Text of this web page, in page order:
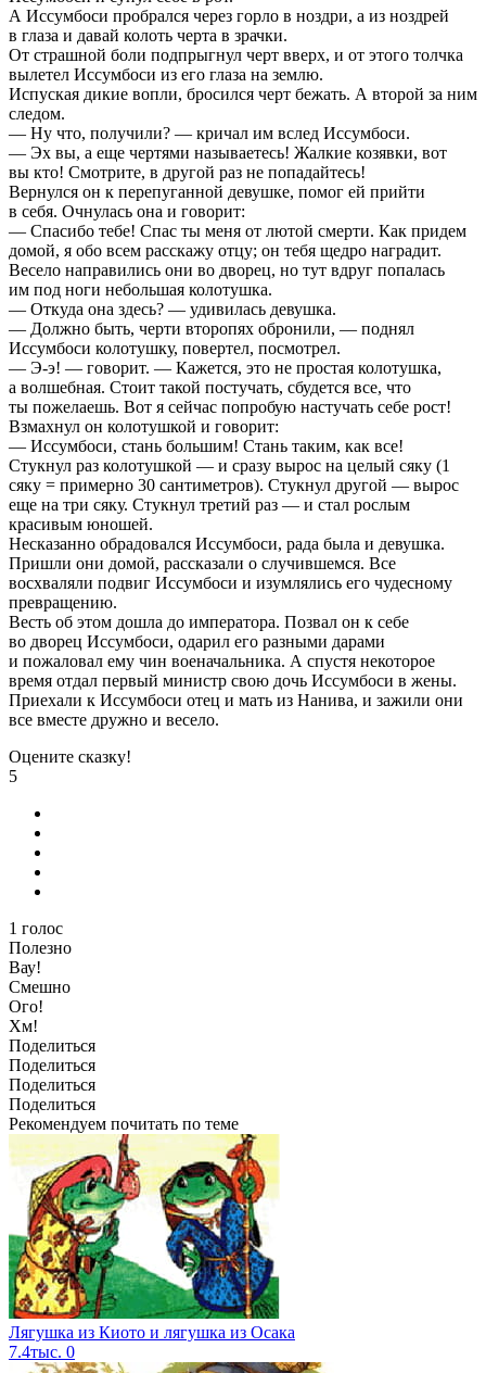
А Иссумбоси пробрался через горло в ноздри, а из ноздрей
в глаза и давай колоть черта в зрачки.
От страшной боли подпрыгнул черт вверх, и от этого толчка
вылетел Иссумбоси из его глаза на землю.
Испуская дикие вопли, бросился черт бежать. А второй за ним
следом.
— Ну что, получили? — кричал им вслед Иссумбоси.
— Эх вы, а еще чертями называетесь! Жалкие козявки, вот
вы кто! Смотрите, в другой раз не попадайтесь!
Вернулся он к перепуганной девушке, помог ей прийти
в себя. Очнулась она и говорит:
— Спасибо тебе! Спас ты меня от лютой смерти. Как придем
домой, я обо всем расскажу отцу; он тебя щедро наградит.
Весело направились они во дворец, но тут вдруг попалась
им под ноги небольшая колотушка.
— Откуда она здесь? — удивилась девушка.
— Должно быть, черти второпях обронили, — поднял
Иссумбоси колотушку, повертел, посмотрел.
— Э-э! — говорит. — Кажется, это не простая колотушка,
а волшебная. Стоит такой постучать, сбудется все, что
ты пожелаешь. Вот я сейчас попробую настучать себе рост!
Взмахнул он колотушкой и говорит:
— Иссумбоси, стань большим! Стань таким, как все!
Стукнул раз колотушкой — и сразу вырос на целый сяку (1
сяку = примерно 30 сантиметров). Стукнул другой — вырос
еще на три сяку. Стукнул третий раз — и стал рослым
красивым юношей.
Несказанно обрадовался Иссумбоси, рада была и девушка.
Пришли они домой, рассказали о случившемся. Все
восхваляли подвиг Иссумбоси и изумлялись его чудесному
превращению.
Весть об этом дошла до императора. Позвал он к себе
во дворец Иссумбоси, одарил его разными дарами
и пожаловал ему чин военачальника. А спустя некоторое
время отдал первый министр свою дочь Иссумбоси в жены.
Приехали к Иссумбоси отец и мать из Нанива, и зажили они
все вместе дружно и весело.
Оцените сказку!
5
1 голос
Полезно
Вау!
Смешно
Ого!
Хм!
Поделиться
Поделиться
Поделиться
Поделиться
Рекомендуем почитать по теме
Лягушка из Киото и лягушка из Осака
7.4тыс. 0